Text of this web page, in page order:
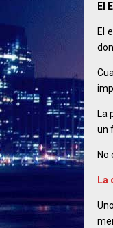
El
El
La
un
No
La